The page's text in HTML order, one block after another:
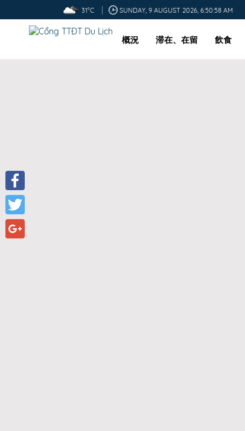
31°C SUNDAY, 9 AUGUST 2026, 6:50:59 AM
概況 滞在、在留 飲食
Facebook
Twitter